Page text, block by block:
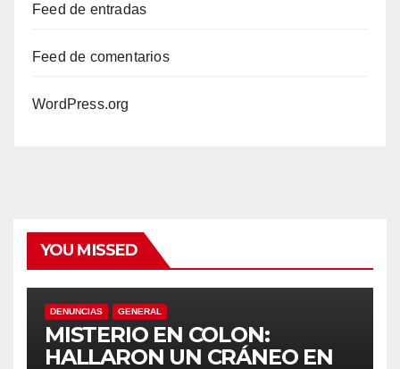
Feed de entradas
Feed de comentarios
WordPress.org
YOU MISSED
DENUNCIAS GENERAL
MISTERIO EN COLON:
HALLARON UN CRÁNEO EN